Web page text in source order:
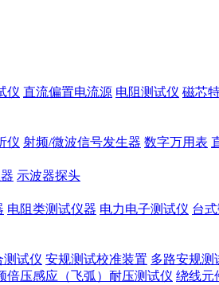
仪 直流偏置电流源 电阻测试仪 磁芯
仪 射频/微波信号发生器 数字万用表
示波器探头
电阻类测试仪器 电力电子测试仪 台
测试仪 安规测试校准装置 多路安规测
倍压感应（飞弧）耐压测试仪 绕线元